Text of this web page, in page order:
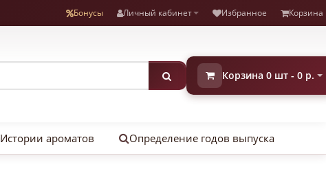
Бонусы Личный кабинет Избранное Корзина
Корзина 0 шт - 0 р.
Истории ароматов Определение годов выпуска